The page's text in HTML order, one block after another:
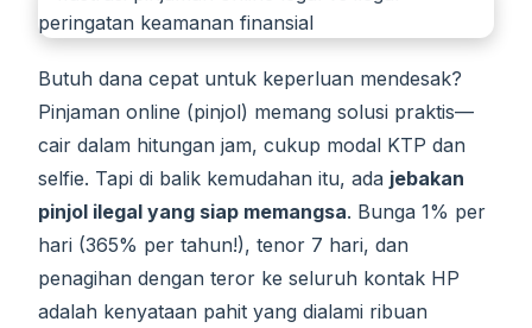
Butuh dana cepat untuk keperluan mendesak?
Pinjaman online (pinjol) memang solusi praktis—
cair dalam hitungan jam, cukup modal KTP dan
selfie. Tapi di balik kemudahan itu, ada jebakan
pinjol ilegal yang siap memangsa. Bunga 1% per
hari (365% per tahun!), tenor 7 hari, dan
penagihan dengan teror ke seluruh kontak HP
adalah kenyataan pahit yang dialami ribuan